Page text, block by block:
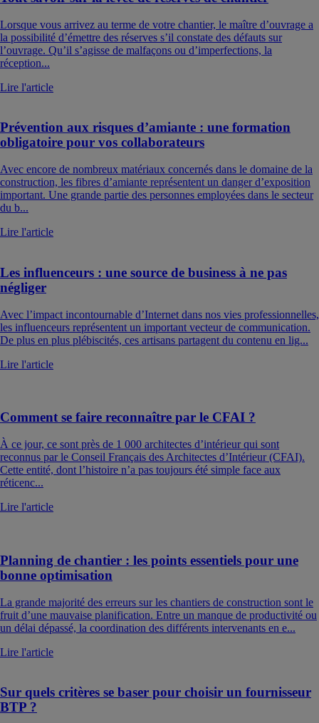
Lorsque vous arrivez au terme de votre chantier, le maître d’ouvrage a
la possibilité d’émettre des réserves s’il constate des défauts sur
l’ouvrage. Qu’il s’agisse de malfaçons ou d’imperfections, la
réception...
Lire l'article
Prévention aux risques d’amiante : une formation
obligatoire pour vos collaborateurs
Avec encore de nombreux matériaux concernés dans le domaine de la
construction, les fibres d’amiante représentent un danger d’exposition
important. Une grande partie des personnes employées dans le secteur
du b...
Lire l'article
Les influenceurs : une source de business à ne pas
négliger
Avec l’impact incontournable d’Internet dans nos vies professionnelles,
les influenceurs représentent un important vecteur de communication.
De plus en plus plébiscités, ces artisans partagent du contenu en lig...
Lire l'article
Comment se faire reconnaître par le CFAI ?
À ce jour, ce sont près de 1 000 architectes d’intérieur qui sont
reconnus par le Conseil Français des Architectes d’Intérieur (CFAI).
Cette entité, dont l’histoire n’a pas toujours été simple face aux
réticenc...
Lire l'article
Planning de chantier : les points essentiels pour une
bonne optimisation
La grande majorité des erreurs sur les chantiers de construction sont le
fruit d’une mauvaise planification. Entre un manque de productivité ou
un délai dépassé, la coordination des différents intervenants en e...
Lire l'article
Sur quels critères se baser pour choisir un fournisseur
BTP ?